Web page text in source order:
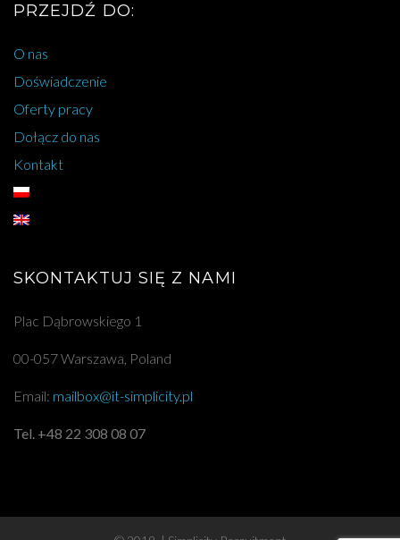
PRZEJDŹ DO:
O nas
Doświadczenie
Oferty pracy
Dołącz do nas
Kontakt
SKONTAKTUJ SIĘ Z NAMI
Plac Dąbrowskiego 1
00-057 Warszawa, Poland
Email: mailbox@it-simplicity.pl
Tel. +48 22 308 08 07